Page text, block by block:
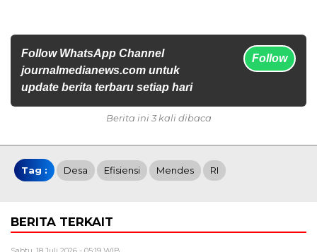
Follow WhatsApp Channel
journalmedianews.com untuk
update berita terbaru setiap hari
Follow
Berita ini 3 kali dibaca
Tag : Desa Efisiensi Mendes RI
BERITA TERKAIT